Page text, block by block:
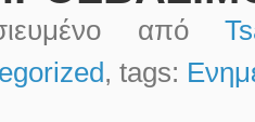
από
, tags: